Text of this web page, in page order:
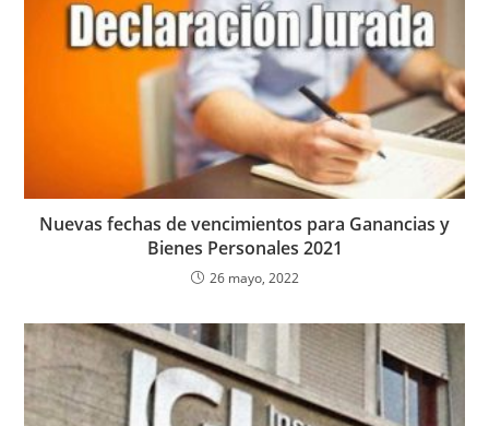
Nuevas fechas de vencimientos para Ganancias y
Bienes Personales 2021
26 mayo, 2022